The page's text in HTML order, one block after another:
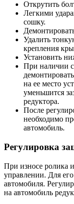
Открутить
Легкими
сошку.
Удалить
крепления
Установить
При наличии
на ее место
уменьшится
редуктора.
После
необходимо
автомобиль.
Регулировка
При износе ролика
управлении. Для его
автомобиля.
на автомобиль